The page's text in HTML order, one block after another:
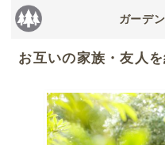
ガーデ
お互いの家族・友